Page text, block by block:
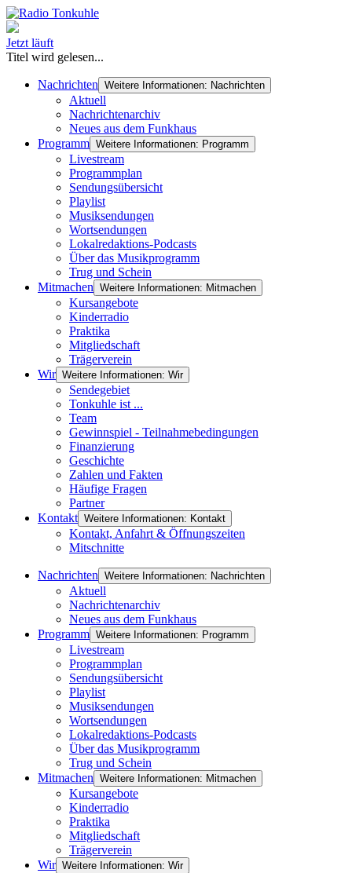
Jetzt läuft
Titel wird gelesen...
Nachrichten Weitere Informationen: Nachrichten
Aktuell
Nachrichtenarchiv
Neues aus dem Funkhaus
Programm Weitere Informationen: Programm
Livestream
Programmplan
Sendungsübersicht
Playlist
Musiksendungen
Wortsendungen
Lokalredaktions-Podcasts
Über das Musikprogramm
Trug und Schein
Mitmachen Weitere Informationen: Mitmachen
Kursangebote
Kinderradio
Praktika
Mitgliedschaft
Trägerverein
Wir Weitere Informationen: Wir
Sendegebiet
Tonkuhle ist ...
Team
Gewinnspiel - Teilnahmebedingungen
Finanzierung
Geschichte
Zahlen und Fakten
Häufige Fragen
Partner
Kontakt Weitere Informationen: Kontakt
Kontakt, Anfahrt & Öffnungszeiten
Mitschnitte
Nachrichten Weitere Informationen: Nachrichten
Aktuell
Nachrichtenarchiv
Neues aus dem Funkhaus
Programm Weitere Informationen: Programm
Livestream
Programmplan
Sendungsübersicht
Playlist
Musiksendungen
Wortsendungen
Lokalredaktions-Podcasts
Über das Musikprogramm
Trug und Schein
Mitmachen Weitere Informationen: Mitmachen
Kursangebote
Kinderradio
Praktika
Mitgliedschaft
Trägerverein
Wir Weitere Informationen: Wir